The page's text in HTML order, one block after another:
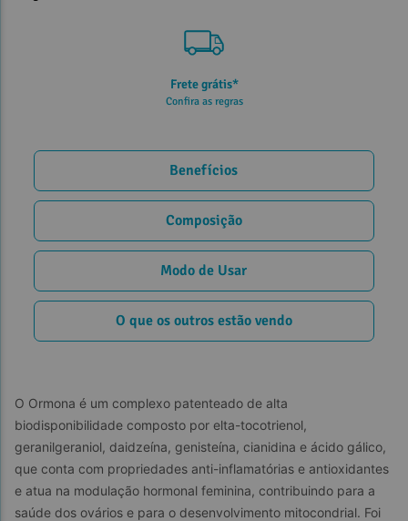
Frete grátis*
Confira as regras
Benefícios
Composição
Modo de Usar
O que os outros estão vendo
O Ormona é um complexo patenteado de alta
biodisponibilidade composto por elta-tocotrienol,
geranilgeraniol, daidzeína, genisteína, cianidina e ácido gálico,
que conta com propriedades anti-inflamatórias e antioxidantes
e atua na modulação hormonal feminina, contribuindo para a
saúde dos ovários e para o desenvolvimento mitocondrial. Foi